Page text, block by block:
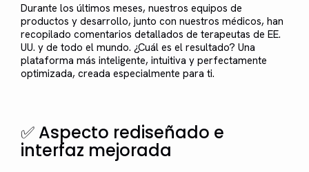
Durante los últimos meses, nuestros equipos de
productos y desarrollo, junto con nuestros médicos, han
recopilado comentarios detallados de terapeutas de EE.
UU. y de todo el mundo. ¿Cuál es el resultado? Una
plataforma más inteligente, intuitiva y perfectamente
optimizada, creada especialmente para ti.
✅ Aspecto rediseñado e
interfaz mejorada